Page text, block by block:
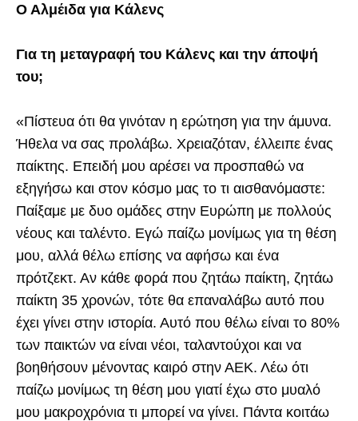
Ο Αλμέιδα για Κάλενς
Για τη μεταγραφή του Κάλενς και την άποψή
του;
«Πίστευα ότι θα γινόταν η ερώτηση για την άμυνα.
Ήθελα να σας προλάβω. Χρειαζόταν, έλλειπε ένας
παίκτης. Επειδή μου αρέσει να προσπαθώ να
εξηγήσω και στον κόσμο μας το τι αισθανόμαστε:
Παίξαμε με δυο ομάδες στην Ευρώπη με πολλούς
νέους και ταλέντο. Εγώ παίζω μονίμως για τη θέση
μου, αλλά θέλω επίσης να αφήσω και ένα
πρότζεκτ. Αν κάθε φορά που ζητάω παίκτη, ζητάω
παίκτη 35 χρονών, τότε θα επαναλάβω αυτό που
έχει γίνει στην ιστορία. Αυτό που θέλω είναι το 80%
των παικτών να είναι νέοι, ταλαντούχοι και να
βοηθήσουν μένοντας καιρό στην ΑΕΚ. Λέω ότι
παίζω μονίμως τη θέση μου γιατί έχω στο μυαλό
μου μακροχρόνια τι μπορεί να γίνει. Πάντα κοιτάω